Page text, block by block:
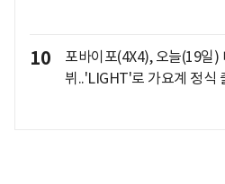
10
포바이포(4X4), 오늘(19일)
뷔..'LIGHT'로 가요계 정식